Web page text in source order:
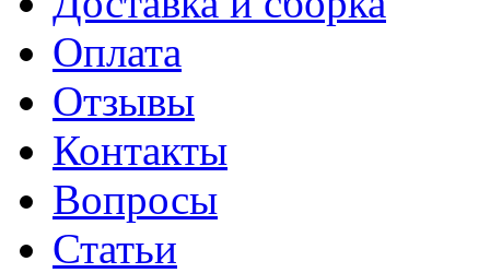
Оплата
Отзывы
Контакты
Вопросы
Статьи